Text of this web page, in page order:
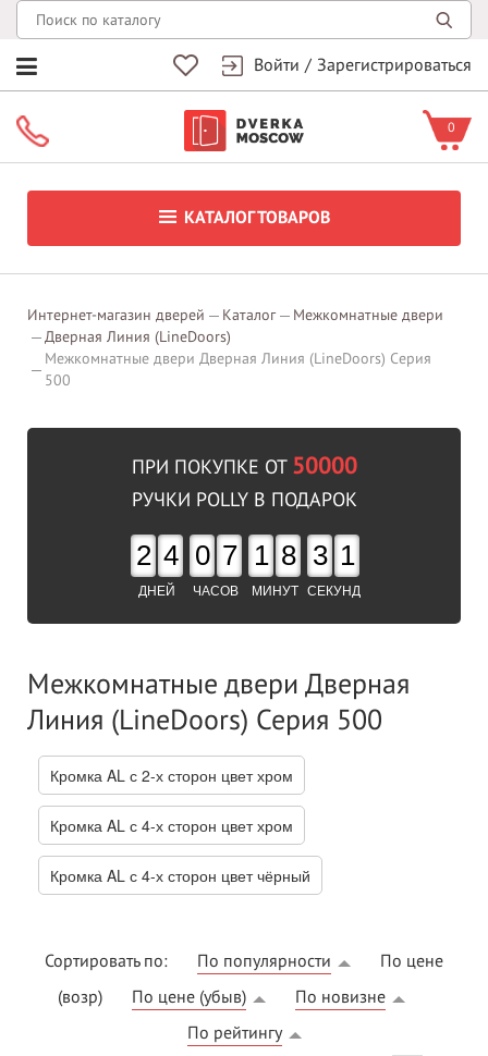
Войти / Зарегистрироваться
0
КАТАЛОГ ТОВАРОВ
Интернет-магазин дверей Каталог
Межкомнатные двери
Дверная Линия (LineDoors)
Межкомнатные двери Дверная Линия (LineDoors) Серия
500
ПРИ ПОКУПКЕ ОТ 50000
РУЧКИ POLLY В ПОДАРОК
2 4
ДНЕЙ
0 7
ЧАСОВ
1 8
МИНУТ
3 0
СЕКУНД
Межкомнатные двери Дверная
Линия (LineDoors) Серия 500
Кромка AL с 2-х сторон цвет хром
Кромка AL с 4-х сторон цвет хром
Кромка AL с 4-х сторон цвет чёрный
Сортировать по: По популярности
По цене
(возр)
По цене (убыв)
По новизне
По рейтингу